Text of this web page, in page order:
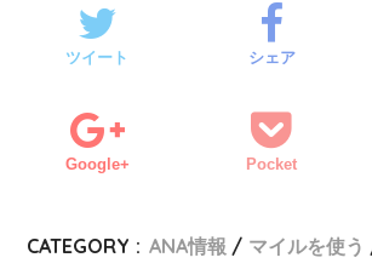
ツイート シェア
Google+ Pocket
CATEGORY : ANA情報 マイルを使う